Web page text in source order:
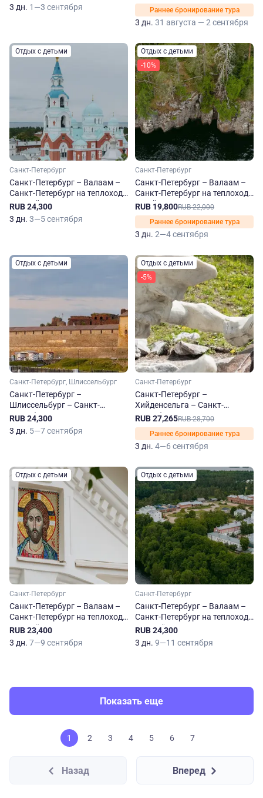
3 дн. 1—3 сентября
Раннее бронирование тура
3 дн. 31 августа — 2 сентября
Отдых с детьми
Санкт-Петербург
Санкт-Петербург – Валаам –
Санкт-Петербург на теплоходе
Георгий Чичерин
RUB 24,300
3 дн. 3—5 сентября
Отдых с детьми
-10%
Санкт-Петербург
Санкт-Петербург – Валаам –
Санкт-Петербург на теплоходе
Юрий Андропов
RUB 19,800RUB 22,000
Раннее бронирование тура
3 дн. 2—4 сентября
Отдых с детьми
Санкт-Петербург, Шлиссельбург
Санкт-Петербург –
Шлиссельбург – Санкт-
Петербург на теплоходе
Георгий Чичерин
RUB 24,300
3 дн. 5—7 сентября
Отдых с детьми
-5%
Санкт-Петербург
Санкт-Петербург –
Хийденсельга – Санкт-
Петербург на теплоходе
Леонид Соболев
RUB 27,265RUB 28,700
Раннее бронирование тура
3 дн. 4—6 сентября
Отдых с детьми
Санкт-Петербург
Санкт-Петербург – Валаам –
Санкт-Петербург на теплоходе
Георгий Чичерин
RUB 23,400
3 дн. 7—9 сентября
Отдых с детьми
Санкт-Петербург
Санкт-Петербург – Валаам –
Санкт-Петербург на теплоходе
Георгий Чичерин
RUB 24,300
3 дн. 9—11 сентября
Показать еще
1 2 3 4 5 6 7
Назад Вперед